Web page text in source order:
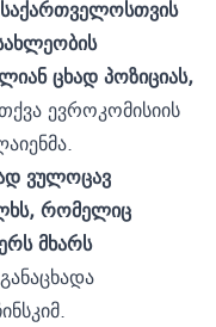
საქართველოსთვის
ცხად პოზიციას,
ევროკომისიის
ვულოცავ
რომელიც
მხარს